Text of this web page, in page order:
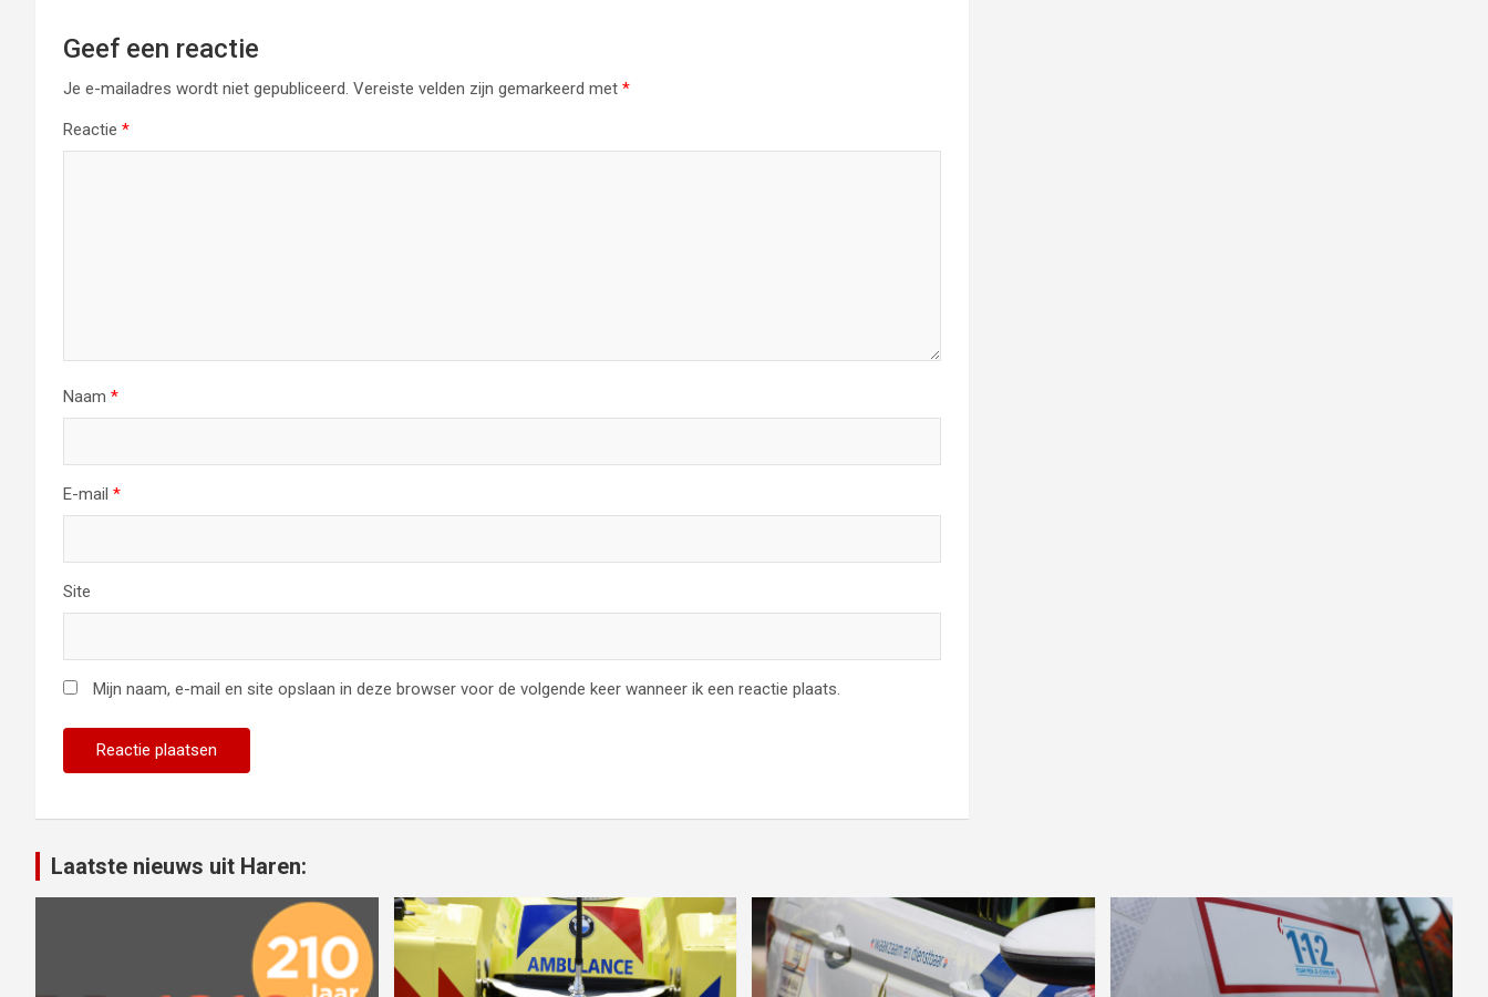
Geef een reactie
Je e-mailadres wordt niet gepubliceerd. Vereiste velden zijn gemarkeerd met *
Reactie *
Naam *
E-mail *
Site
Mijn naam, e-mail en site opslaan in deze browser voor de volgende keer wanneer ik een reactie plaats.
Laatste nieuws uit Haren: